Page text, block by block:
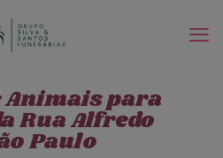
Animais para
Rua Alfredo
Paulo